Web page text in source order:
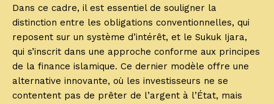
Dans ce cadre, il est essentiel de souligner la
distinction entre les obligations conventionnelles, qui
reposent sur un système d’intérêt, et le Sukuk Ijara,
qui s’inscrit dans une approche conforme aux principes
de la finance islamique. Ce dernier modèle offre une
alternative innovante, où les investisseurs ne se
contentent pas de prêter de l’argent à l’État, mais